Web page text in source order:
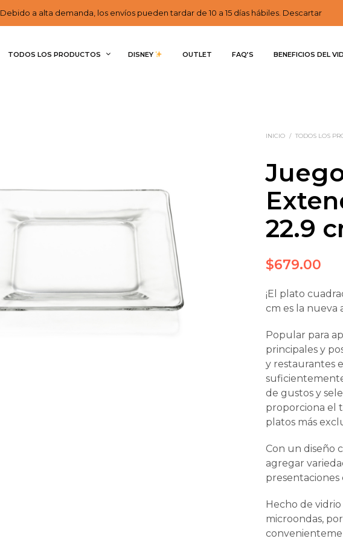
Debido a alta demanda, los envíos pueden tardar de 10 a 15 días hábiles. Descartar
TODOS LOS PRODUCTOS DISNEY OUTLET FAQ’S BENEFICIOS DEL
INICIO / TODOS LOS
22.9
$679.00
¡El plato
cm es la nueva
Popular para
principales y
y restaurantes
de gustos y
proporciona el
platos más
Con un diseño
agregar
presentaciones
Hecho de
microondas,